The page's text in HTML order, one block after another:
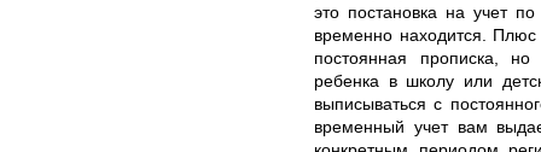
это постановка на учет
временно находится.
постоянная прописка,
ребенка в школу или
выписываться с
временный учет вам